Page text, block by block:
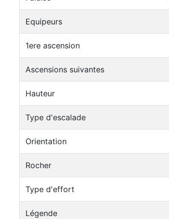
Equipeurs
1ere ascension
Ascensions suivantes
Hauteur
Type d'escalade
Orientation
Rocher
Type d'effort
Légende